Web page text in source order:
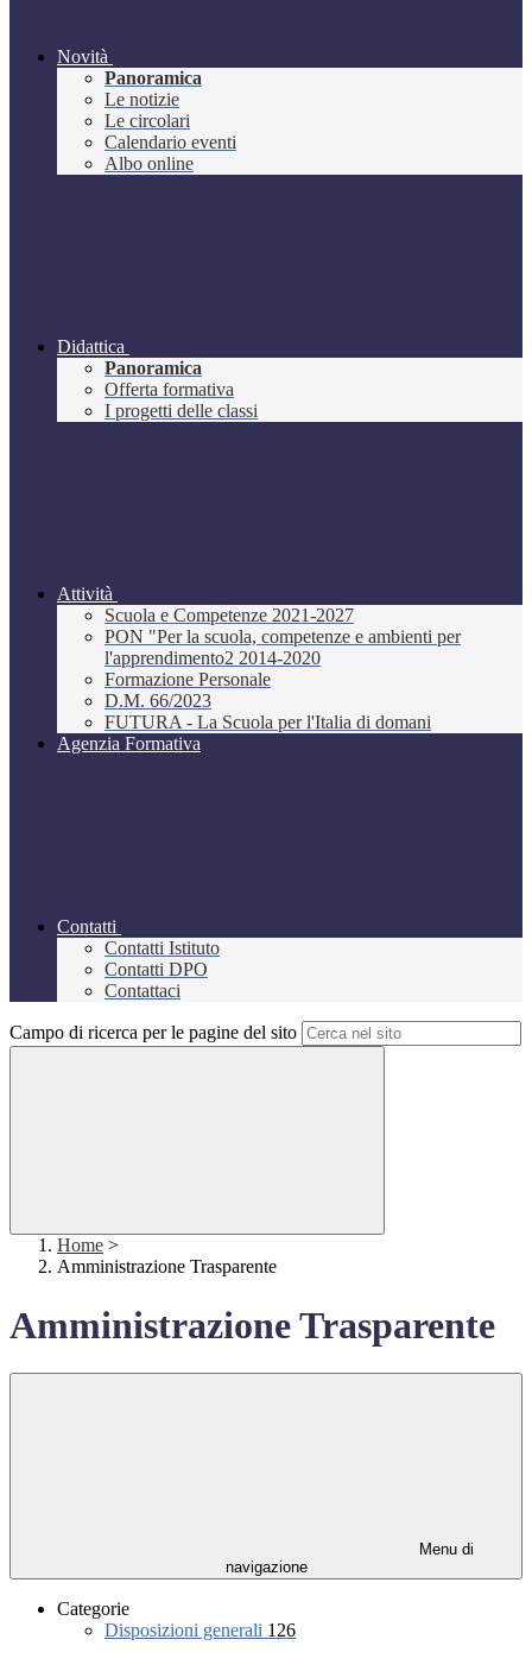
Novità
Panoramica
Le notizie
Le circolari
Calendario eventi
Albo online
Didattica
Panoramica
Offerta formativa
I progetti delle classi
Attività
Scuola e Competenze 2021-2027
PON "Per la scuola, competenze e ambienti per
l'apprendimento2 2014-2020
Formazione Personale
D.M. 66/2023
FUTURA - La Scuola per l'Italia di domani
Agenzia Formativa
Contatti
Contatti Istituto
Contatti DPO
Contattaci
Campo di ricerca per le pagine del sito
Home >
Amministrazione Trasparente
Amministrazione Trasparente
Menu di
navigazione
Categorie
Disposizioni generali 126